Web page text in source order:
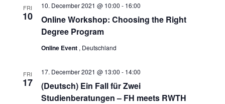
FRI
10
Online Workshop: Choosing the Right
Degree Program
10. December 2021 @ 10:00 - 16:00
Online Event , Deutschland
FRI
17
(Deutsch) Ein Fall für Zwei
Studienberatungen – FH meets RWTH
17. December 2021 @ 13:00 - 14:00